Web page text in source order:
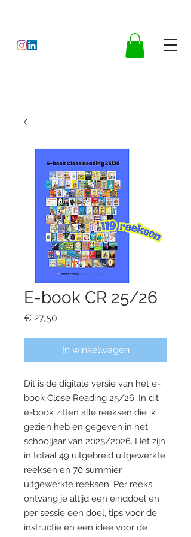
E-book CR 25/26
€ 27,50
In winkelwagen
Dit is de digitale versie van het e-
book Close Reading 25/26. In dit
e-book zitten alle reeksen die ik
gezien heb en gegeven in het
schooljaar van 2025/2026. Het zijn
in totaal 49 uitgebreid uitgewerkte
reeksen en 70 summier
uitgewerkte reeksen. Per reeks
ontvang je altijd een einddoel en
per sessie een doel, tips voor de
instructie en een idee voor de